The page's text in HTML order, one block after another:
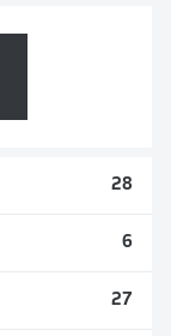
28
6
27